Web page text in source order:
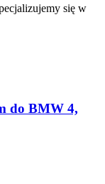
się w
do BMW 4,